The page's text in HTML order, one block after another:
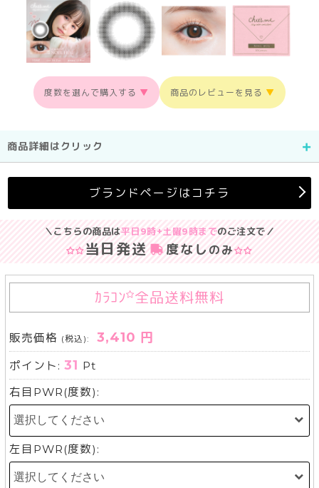
度数を選んで購入する ▼ 商品のレビューを見る ▼
商品詳細はクリック
ブランドページはコチラ
＼こちらの商品は平日9時+土曜9時までのご注文で／
当日発送 度なし のみ
ｶﾗｺﾝ 全品送料無料
販売価格 (税込): 3,410 円
ポイント:31 Pt
右目PWR(度数):
左目PWR(度数):